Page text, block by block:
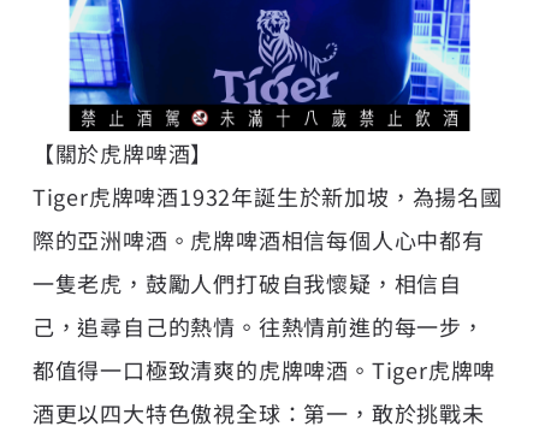
【關於虎牌啤酒】
Tiger虎牌啤酒1932年誕生於新加坡，為揚名國
際的亞洲啤酒。虎牌啤酒相信每個人心中都有
一隻老虎，鼓勵人們打破自我懷疑，相信自
己，追尋自己的熱情。往熱情前進的每一步，
都值得一口極致清爽的虎牌啤酒。Tiger虎牌啤
酒更以四大特色傲視全球：第一，敢於挑戰未